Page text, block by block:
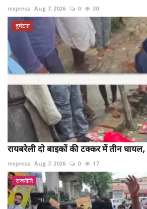
rexpress Aug 7, 2026 0 30
दुर्घटना
रायबरेली दो बाइकों की टक्कर में तीन
rexpress Aug 7, 2026 0 17
राजनीति